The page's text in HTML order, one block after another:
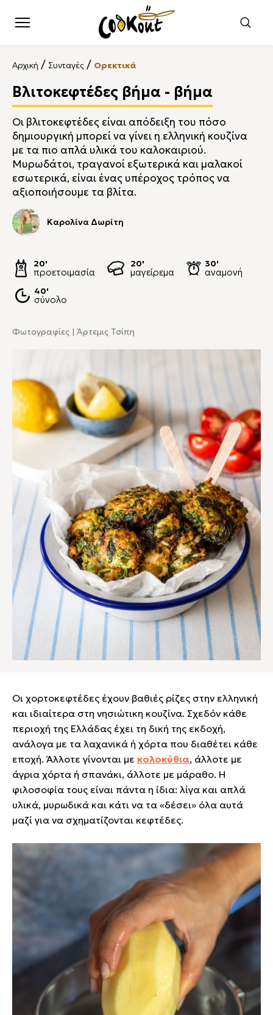
Αρχική / Συνταγές / Ορεκτικά
Βλιτοκεφτέδες βήμα - βήμα
Οι βλιτοκεφτέδες είναι απόδειξη του πόσο
δημιουργική μπορεί να γίνει η ελληνική κουζίνα
με τα πιο απλά υλικά του καλοκαιριού.
Μυρωδάτοι, τραγανοί εξωτερικά και μαλακοί
εσωτερικά, είναι ένας υπέροχος τρόπος να
αξιοποιήσουμε τα βλίτα.
Καρολίνα Δωρίτη
20'
προετοιμασία
20'
μαγείρεμα
30'
αναμονή
40'
σύνολο
Φωτογραφίες | Άρτεμις Τσίπη
Οι χορτοκεφτέδες έχουν βαθιές ρίζες στην ελληνική
και ιδιαίτερα στη νησιώτικη κουζίνα. Σχεδόν κάθε
περιοχή της Ελλάδας έχει τη δική της εκδοχή,
ανάλογα με τα λαχανικά ή χόρτα που διαθέτει κάθε
εποχή. Άλλοτε γίνονται με κολοκύθια, άλλοτε με
άγρια χόρτα ή σπανάκι, άλλοτε με μάραθο. Η
φιλοσοφία τους είναι πάντα η ίδια: λίγα και απλά
υλικά, μυρωδικά και κάτι να τα «δέσει» όλα αυτά
μαζί για να σχηματίζονται κεφτέδες.